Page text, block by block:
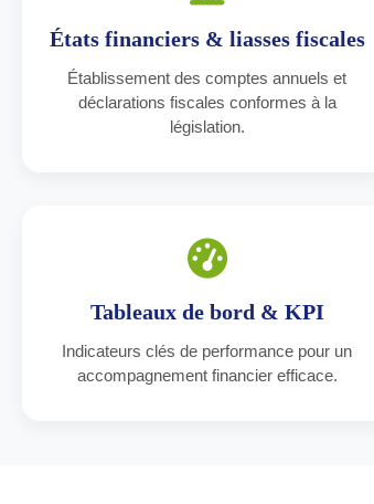
États financiers & liasses fiscales
Établissement des comptes annuels et
déclarations fiscales conformes à la
législation.
Tableaux de bord & KPI
Indicateurs clés de performance pour un
accompagnement financier efficace.